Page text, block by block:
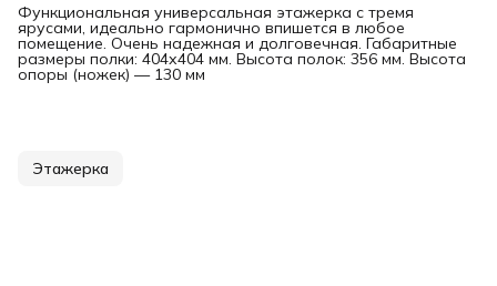
Функциональная универсальная этажерка с тремя
ярусами, идеально гармонично впишется в любое
помещение. Очень надежная и долговечная. Габаритные
размеры полки: 404х404 мм. Высота полок: 356 мм. Высота
опоры (ножек) — 130 мм
Этажерка